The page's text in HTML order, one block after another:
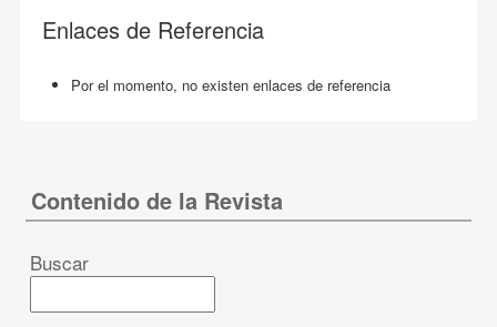
Enlaces de Referencia
Por el momento, no existen enlaces de referencia
Contenido de la Revista
Buscar